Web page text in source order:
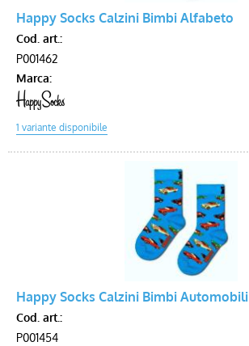
Happy Socks Calzini Bimbi Alfabeto
Cod. art.:
P001462
Marca:
Happy Socks Calzini Bimbi Automobili
Cod. art.:
P001454